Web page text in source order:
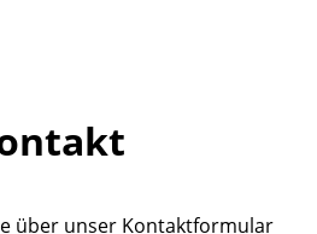
über unser Kontaktformular